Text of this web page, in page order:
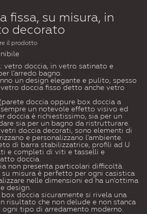
fissa, su misura, in
decorato
il prodotto
vetro doccia, in vetro satinato e
l'arredo bagno.
un design elegante e pulito, spesso
doccia fisso detto anche vetro
doccia oppure box doccia a
un notevole effetto visivo ed
doccia è richiestissimo, sia per un
sia per un bagno da ristrutturare.
doccia decorati, sono elementi di
e personalizzano l'ambiente.
di barra stabilizzatrice, profili ad U
e completi di viti e tasselli e
doccia.
non presenta particolari difficoltà.
misura è perfetto per ogni casistica
nelle dimensioni ed ha un'ottima
design.
doccia sicuramente si rivela una
risultato che non delude e non stanca
ogni tipo di arredamento moderno.